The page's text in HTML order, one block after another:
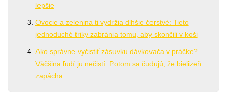
lepšie
Ovocie a zelenina ti vydržia dlhšie čerstvé: Tieto
jednoduché triky zabránia tomu, aby skončili v koši
Ako správne vyčistiť zásuvku dávkovača v práčke?
Väčšina ľudí ju nečistí. Potom sa čudujú, že bielizeň
zapácha